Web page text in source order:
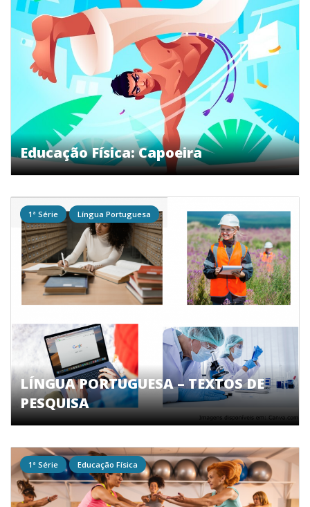
Educação Física: Capoeira
LÍNGUA PORTUGUESA – TEXTOS DE
PESQUISA
1ª Série Língua Portuguesa
1ª Série Educação Física